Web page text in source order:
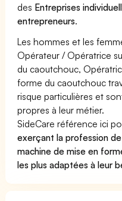
des Entreprises
entrepreneurs.
Les hommes et les
Opérateur / Opératrice
du caoutchouc,
forme du caoutchouc
risque particulières et
propres à leur métier.
SideCare référence ici
exerçant la profession
machine de mise en
les plus adaptées à leur